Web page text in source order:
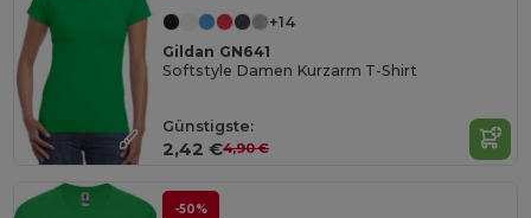
+14
Gildan GN641
Softstyle Damen Kurzarm T-Shirt
Günstigste:
2,42 €4,90 €
-50%